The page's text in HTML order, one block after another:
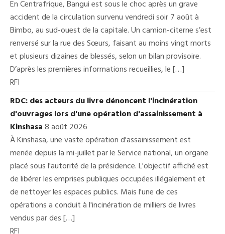
En Centrafrique, Bangui est sous le choc après un grave
accident de la circulation survenu vendredi soir 7 août à
Bimbo, au sud-ouest de la capitale. Un camion-citerne s’est
renversé sur la rue des Sœurs, faisant au moins vingt morts
et plusieurs dizaines de blessés, selon un bilan provisoire.
D’après les premières informations recueillies, le […]
RFI
RDC: des acteurs du livre dénoncent l'incinération
d'ouvrages lors d'une opération d'assainissement à
Kinshasa8 août 2026
À Kinshasa, une vaste opération d'assainissement est
menée depuis la mi-juillet par le Service national, un organe
placé sous l'autorité de la présidence. L'objectif affiché est
de libérer les emprises publiques occupées illégalement et
de nettoyer les espaces publics. Mais l'une de ces
opérations a conduit à l'incinération de milliers de livres
vendus par des […]